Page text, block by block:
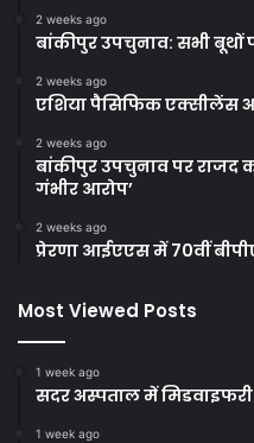
2 weeks ago
बांकीपुर उपचुनाव: सभी बूथों
2 weeks ago
एशिया पैसिफिक एक्सीलेंस
2 weeks ago
बांकीपुर उपचुनाव पर राजद
गंभीर आरोप’
2 weeks ago
प्रेरणा आईएएस में 70वीं
Most Viewed Posts
1 week ago
सदर अस्पताल में मिडवाइफरी
1 week ago